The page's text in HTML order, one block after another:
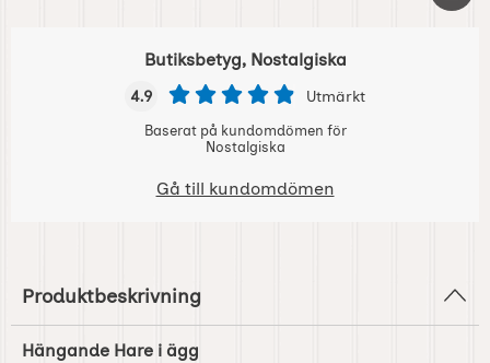
Butiksbetyg, Nostalgiska
4.9 Utmärkt
Baserat på kundomdömen för
Nostalgiska
Gå till kundomdömen
Produktbeskrivning
Hängande Hare i ägg